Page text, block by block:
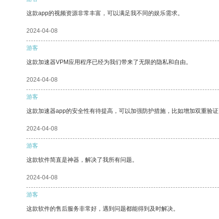
这款app的视频资源非常丰富，可以满足我不同的娱乐需求。
2024-04-08
游客
这款加速器VPM应用程序已经为我们带来了无限的隐私和自由。
2024-04-08
游客
这款加速器app的安全性有待提高，可以加强防护措施，比如增加双重验
2024-04-08
游客
这款软件简直是神器，解决了我所有问题。
2024-04-08
游客
这款软件的售后服务非常好，遇到问题都能得到及时解决。